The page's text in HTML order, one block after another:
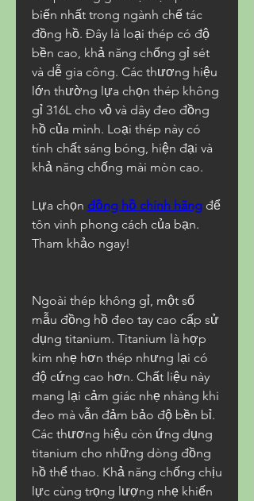
biến nhất trong ngành chế tác
đồng hồ. Đây là loại thép có độ
bền cao, khả năng chống gỉ sét
và dễ gia công. Các thương hiệu
lớn thường lựa chọn thép không
gỉ 316L cho vỏ và dây đeo đồng
hồ của mình. Loại thép này có
tính chất sáng bóng, hiện đại và
khả năng chống mài mòn cao.
Lựa chọn đồng hồ chính hãng để
tôn vinh phong cách của bạn.
Tham khảo ngay!
Ngoài thép không gỉ, một số
mẫu đồng hồ đeo tay cao cấp sử
dụng titanium. Titanium là hợp
kim nhẹ hơn thép nhưng lại có
độ cứng cao hơn. Chất liệu này
mang lại cảm giác nhẹ nhàng khi
đeo mà vẫn đảm bảo độ bền bỉ.
Các thương hiệu còn ứng dụng
titanium cho những dòng đồng
hồ thể thao. Khả năng chống chịu
lực cùng trọng lượng nhẹ khiến